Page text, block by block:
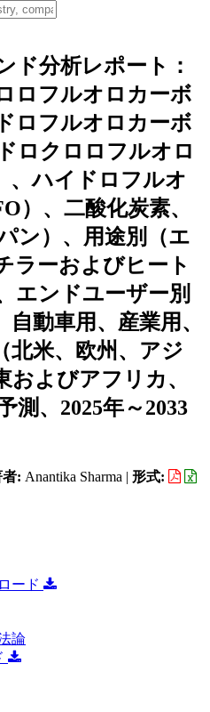
ド分析レポート：
ロフルオロカーボ
ロフルオロカーボ
ロクロロフルオロ
、ハイドロフルオ
）、二酸化炭素、
ン）、用途別（エ
ラーおよびヒート
エンドユーザー別
自動車用、産業用、
北米、欧州、アジ
およびアフリカ、
測、2025年～2033
者: Anantika Sharma | 形式:
ード
論